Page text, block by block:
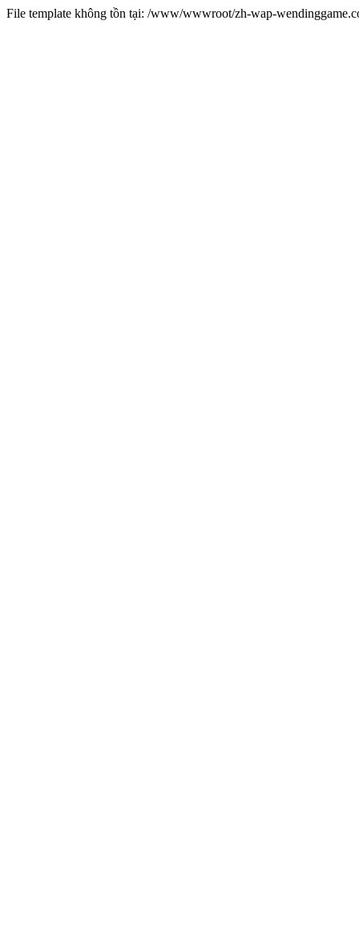
File template không tồn tại: /www/wwwroot/zh-wap-